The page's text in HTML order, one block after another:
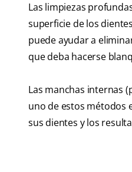
Las limpiezas
superficie de los
puede ayudar a
que deba hacerse
Las manchas internas
uno de estos métodos
sus dientes y los